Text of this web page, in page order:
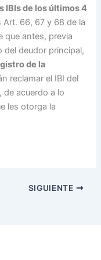
IBIs de los últimos 4
Art. 66, 67 y 68 de la
que antes, previa
del deudor principal,
de la
reclamar el IBI del
de acuerdo a lo
les otorga la
SIGUIENTE